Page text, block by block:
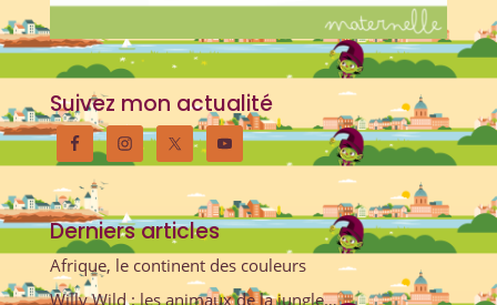
Suivez mon actualité
Derniers articles
Afrique, le continent des couleurs
Willy Wild : les animaux de la jungle…